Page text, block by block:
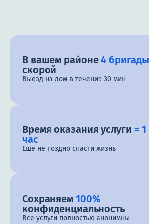
В вашем районе 4 бригады
скорой
Выезд на дом в течение 30 мин
Время оказания услуги ≈ 1
час
Еще не поздно спасти жизнь
Сохраняем 100%
конфиденциальность
Все услуги полностью анонимны